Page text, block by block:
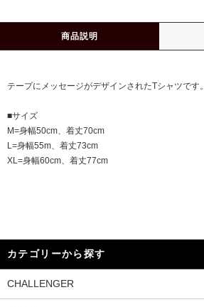
商品説明
テープにメッセージがデザインされたTシャツです。
■サイズ
M=身幅50cm、着丈70cm
L=身幅55m、着丈73cm
XL=身幅60cm、着丈77cm
カテゴリーから探す
CHALLENGER